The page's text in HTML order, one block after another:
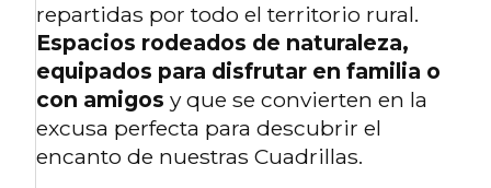
repartidas por todo el territorio rural.
Espacios rodeados de naturaleza,
equipados para disfrutar en familia o
con amigos y que se convierten en la
excusa perfecta para descubrir el
encanto de nuestras Cuadrillas.